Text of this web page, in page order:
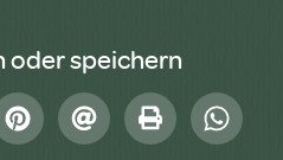
oder speichern
Pinterest
E-
Mail
Drucken